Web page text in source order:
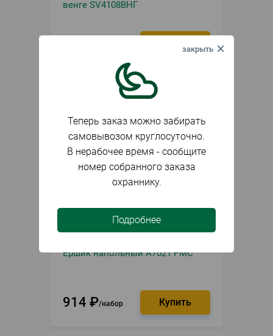
венге SV4108ВНГ
В наличии Артикул 088374
Ершик напольный А7021 РМС
914 ₽ набор
Теперь заказ можно забирать
самовывозом круглосуточно.
В нерабочее время - сообщите
номер собранного заказа
охраннику.
Подробнее